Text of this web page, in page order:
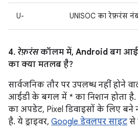
U- UNISOC का रेफ़रंस
4. रेफ़रंसकॉलम में, Android बग
का क्या मतलब है?
सार्वजनिक तौर पर उपलब्ध नहीं होने
आईडी के बगल में * का निशान होता
का अपडेट, Pixel डिवाइसों के लिए बने
है. ये ड्राइवर, Google डेवलपर साइट से